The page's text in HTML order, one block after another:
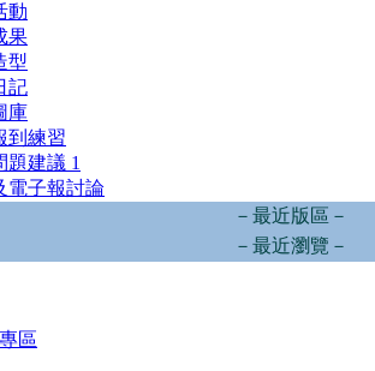
動
果
型
記
庫
到練習
題建議 1
電子報討論
－最近版區－
－最近瀏覽－
區